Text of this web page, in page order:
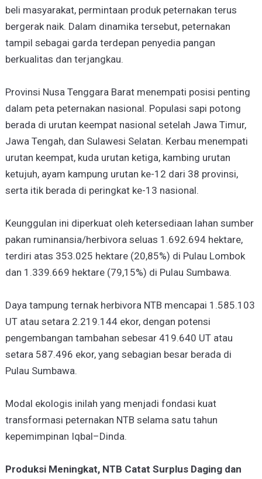
beli masyarakat, permintaan produk peternakan terus
bergerak naik. Dalam dinamika tersebut, peternakan
tampil sebagai garda terdepan penyedia pangan
berkualitas dan terjangkau.
Provinsi Nusa Tenggara Barat menempati posisi penting
dalam peta peternakan nasional. Populasi sapi potong
berada di urutan keempat nasional setelah Jawa Timur,
Jawa Tengah, dan Sulawesi Selatan. Kerbau menempati
urutan keempat, kuda urutan ketiga, kambing urutan
ketujuh, ayam kampung urutan ke-12 dari 38 provinsi,
serta itik berada di peringkat ke-13 nasional.
Keunggulan ini diperkuat oleh ketersediaan lahan sumber
pakan ruminansia/herbivora seluas 1.692.694 hektare,
terdiri atas 353.025 hektare (20,85%) di Pulau Lombok
dan 1.339.669 hektare (79,15%) di Pulau Sumbawa.
Daya tampung ternak herbivora NTB mencapai 1.585.103
UT atau setara 2.219.144 ekor, dengan potensi
pengembangan tambahan sebesar 419.640 UT atau
setara 587.496 ekor, yang sebagian besar berada di
Pulau Sumbawa.
Modal ekologis inilah yang menjadi fondasi kuat
transformasi peternakan NTB selama satu tahun
kepemimpinan Iqbal–Dinda.
Produksi Meningkat, NTB Catat Surplus Daging dan